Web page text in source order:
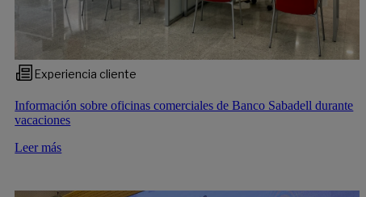
Experiencia cliente
Información sobre oficinas comerciales de Banco Sabadell durante
vacaciones
Leer más